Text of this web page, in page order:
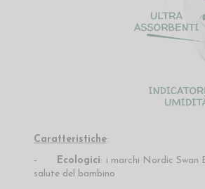
Caratteristiche:
- Ecologici: i marchi Nordic Swan
salute del bambino